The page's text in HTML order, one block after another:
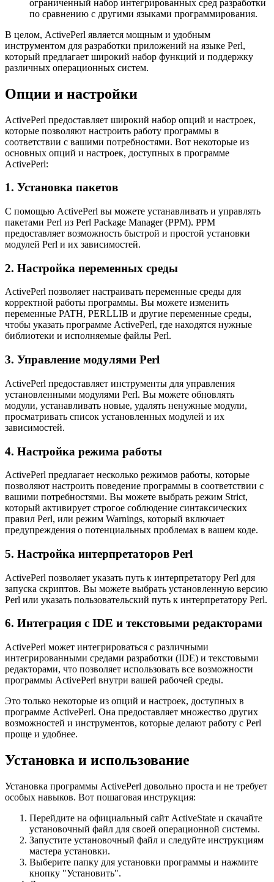
ограниченный набор интегрированных сред разработки
по сравнению с другими языками программирования.
В целом, ActivePerl является мощным и удобным
инструментом для разработки приложений на языке Perl,
который предлагает широкий набор функций и поддержку
различных операционных систем.
Опции и настройки
ActivePerl предоставляет широкий набор опций и настроек,
которые позволяют настроить работу программы в
соответствии с вашими потребностями. Вот некоторые из
основных опций и настроек, доступных в программе
ActivePerl:
1. Установка пакетов
С помощью ActivePerl вы можете устанавливать и управлять
пакетами Perl из Perl Package Manager (PPM). PPM
предоставляет возможность быстрой и простой установки
модулей Perl и их зависимостей.
2. Настройка переменных среды
ActivePerl позволяет настраивать переменные среды для
корректной работы программы. Вы можете изменить
переменные PATH, PERLLIB и другие переменные среды,
чтобы указать программе ActivePerl, где находятся нужные
библиотеки и исполняемые файлы Perl.
3. Управление модулями Perl
ActivePerl предоставляет инструменты для управления
установленными модулями Perl. Вы можете обновлять
модули, устанавливать новые, удалять ненужные модули,
просматривать список установленных модулей и их
зависимостей.
4. Настройка режима работы
ActivePerl предлагает несколько режимов работы, которые
позволяют настроить поведение программы в соответствии с
вашими потребностями. Вы можете выбрать режим Strict,
который активирует строгое соблюдение синтаксических
правил Perl, или режим Warnings, который включает
предупреждения о потенциальных проблемах в вашем коде.
5. Настройка интерпретаторов Perl
ActivePerl позволяет указать путь к интерпретатору Perl для
запуска скриптов. Вы можете выбрать установленную версию
Perl или указать пользовательский путь к интерпретатору Perl.
6. Интеграция с IDE и текстовыми редакторами
ActivePerl может интегрироваться с различными
интегрированными средами разработки (IDE) и текстовыми
редакторами, что позволяет использовать все возможности
программы ActivePerl внутри вашей рабочей среды.
Это только некоторые из опций и настроек, доступных в
программе ActivePerl. Она предоставляет множество других
возможностей и инструментов, которые делают работу с Perl
проще и удобнее.
Установка и использование
Установка программы ActivePerl довольно проста и не требует
особых навыков. Вот пошаговая инструкция:
Перейдите на официальный сайт ActiveState и скачайте
установочный файл для своей операционной системы.
Запустите установочный файл и следуйте инструкциям
мастера установки.
Выберите папку для установки программы и нажмите
кнопку "Установить".